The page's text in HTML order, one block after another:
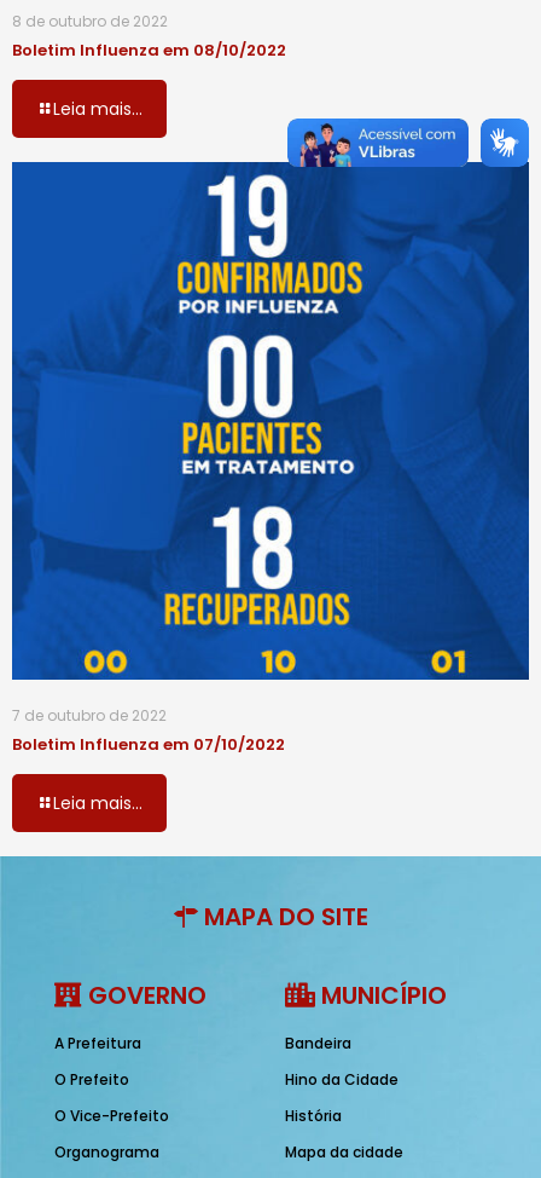
8 de outubro de 2022
Boletim Influenza em 08/10/2022
Leia mais...
7 de outubro de 2022
Boletim Influenza em 07/10/2022
Leia mais...
MAPA DO SITE
GOVERNO
A Prefeitura
O Prefeito
O Vice-Prefeito
Organograma
MUNICÍPIO
Bandeira
Hino da Cidade
História
Mapa da cidade